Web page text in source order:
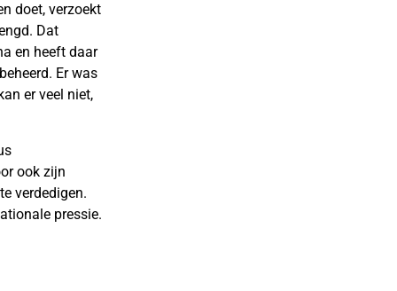
doet, verzoekt
Dat
en heeft daar
Er was
er veel niet,
ook zijn
verdedigen.
pressie.